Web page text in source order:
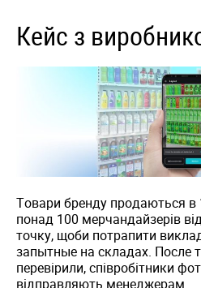
Кейс з
Товари бренду продаються в
понад 100 мерчандайзерів
точку, щоби потрапити
запытные на складах. После
перевірили, співробітники
відправляють менеджерам.